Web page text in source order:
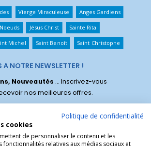
Vierge Miraculeuse Anges Gardiens
Jésus Christ Sainte Rita
Michel Saint Benoît Saint Christophe
NOTRE NEWSLETTER !
Nouveautés ... Inscrivez-vous
nos meilleures offres.
Politique de confidentialité
cookies
de personnaliser le contenu et les
fonctionnalités relatives aux médias sociaux et